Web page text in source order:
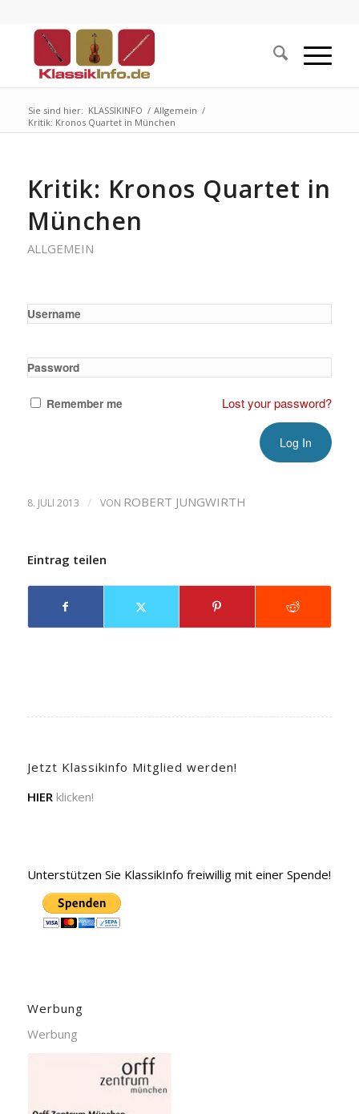
Sie sind hier: KLASSIKINFO / Allgemein /
Kritik: Kronos Quartet in München
Kritik: Kronos Quartet in
München
ALLGEMEIN
Username
Password
Remember me Lost your password?
8. JULI 2013 / VON ROBERT JUNGWIRTH
Eintrag teilen
Jetzt Klassikinfo Mitglied werden!
HIER klicken!
Unterstützen Sie KlassikInfo freiwillig mit einer Spende!
Werbung
Werbung